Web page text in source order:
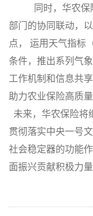
同时，华农
部门的协同联动，
点， 运用天气指标
条件，推出系列气
工作机制和信息共
助力农业保险高质量
未来，华农保险将
贯彻落实中央一号
社会稳定器的功能
面振兴贡献积极力量